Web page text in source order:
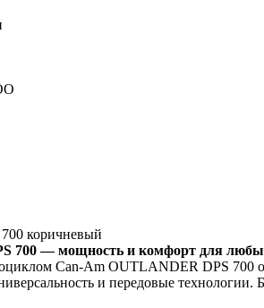
коричневый
700 — мощность и комфорт для
Can-Am OUTLANDER DPS 700
и передовые